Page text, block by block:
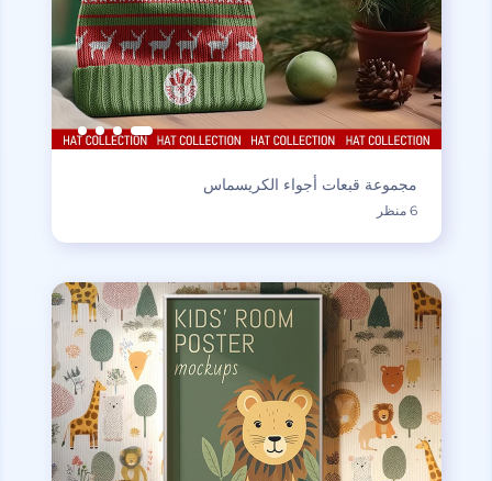
مجموعة قبعات أجواء الكريسماس
6 منظر